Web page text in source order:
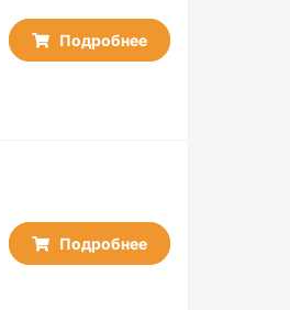
Подробнее
Подробнее